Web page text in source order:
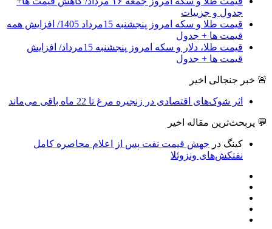
جدول و جزییات
قیمت طلا و سکه امروز پنجشنبه 15مرداد 1405/ افزایش همه
قیمت ها + جدول
قیمت طلا، دلار و سکه امروز پنجشنبه 15مرداد/ افزایش
قیمت ها + جدول
🚨 خبر جنجالی اخیر
اثر شوک‌های اقتصادی در زنجیره مرغ تا 22 ماه باقی می‌ماند
💬 پربحث‌ترین مقاله اخیر
کینگ در جهش قیمت نفت پس از اعلام محاصره کامل
نفتکش‌های ونزوئلا